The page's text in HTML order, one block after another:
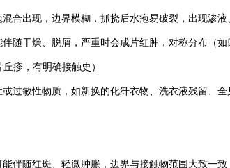
合出现，边界模糊，抓挠后水疱易破裂，出现渗液
随干燥、脱屑，严重时会成片红肿，对称分布（如
疹，有明确接触史）
过敏性物质，如新换的化纤衣物、洗衣液残留、
伴随红斑、轻微肿胀，边界与接触物范围大致一